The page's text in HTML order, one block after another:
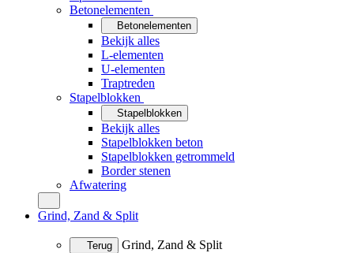
Betonelementen
Betonelementen
Bekijk alles
L-elementen
U-elementen
Traptreden
Stapelblokken
Stapelblokken
Bekijk alles
Stapelblokken beton
Stapelblokken getrommeld
Border stenen
Afwatering
Grind, Zand & Split
Terug
Grind, Zand & Split